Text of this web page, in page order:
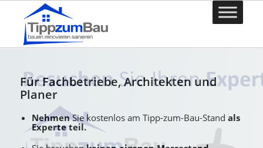
Für Fachbetriebe, Architekten und
Planer
NehmenSie kostenlos am Tipp-zum-Bau-Standals
Experte teil.